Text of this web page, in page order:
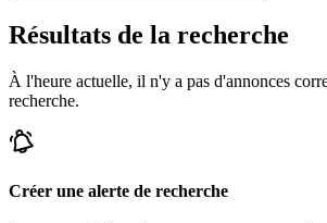
Saab 93
Saab 95
Saab 99
Saab GT 750
Résultats de la recherche
À l'heure actuelle, il n'y a pas d'annonces
recherche.
Créer une alerte de recherche